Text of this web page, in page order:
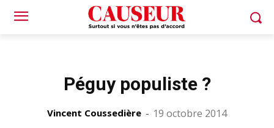
Péguy populiste ?
Vincent Coussedière - 19 octobre 2014